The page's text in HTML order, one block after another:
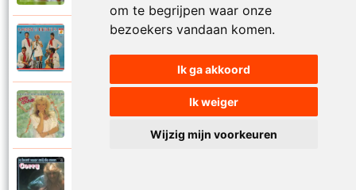
om te begrijpen waar onze
bezoekers vandaan komen.
Ik ga akkoord
Ik weiger
Wijzig mijn voorkeuren
Jij bent een zeeman